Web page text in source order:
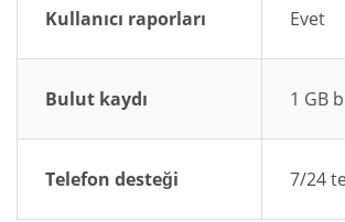
Kullanıcı raporları Evet
Bulut kaydı 1 GB
Telefon desteği 7/24